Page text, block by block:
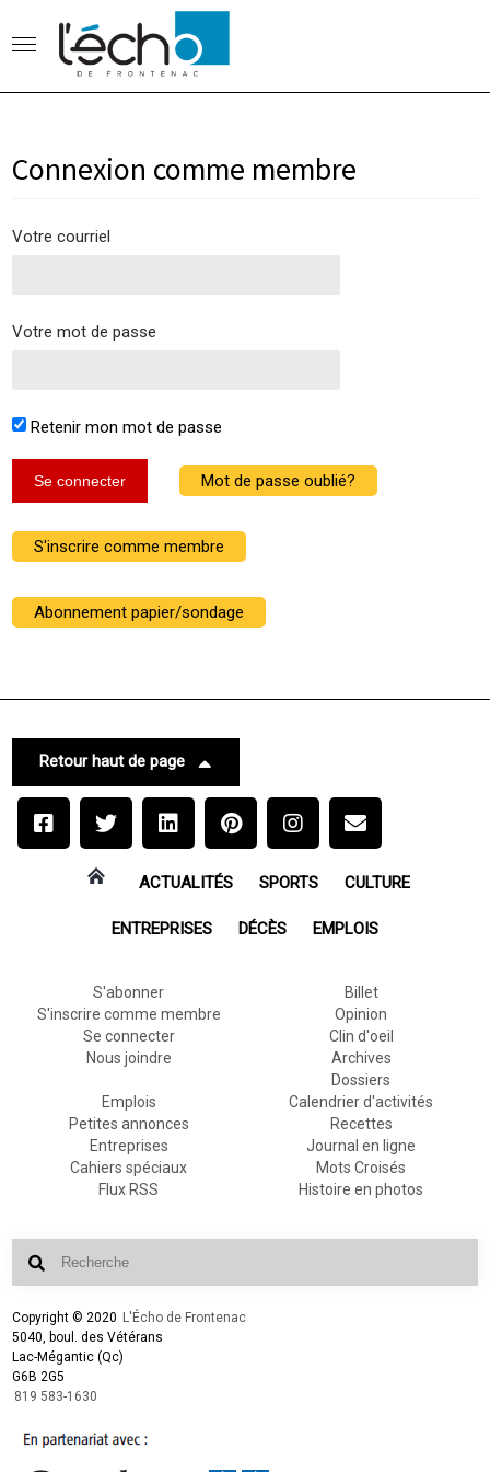
Connexion comme membre
Votre courriel
Votre mot de passe
Retenir mon mot de passe
Se connecter Mot de passe oublié?
S'inscrire comme membre
Abonnement papier/sondage
Retour haut de page
ACTUALITÉS SPORTS CULTURE
ENTREPRISES DÉCÈS EMPLOIS
S'abonner
S'inscrire comme membre
Se connecter
Nous joindre
Billet
Opinion
Clin d'oeil
Archives
Dossiers
Emplois
Petites annonces
Entreprises
Cahiers spéciaux
Flux RSS
Calendrier d'activités
Recettes
Journal en ligne
Mots Croisés
Histoire en photos
Copyright © 2020 L'Écho de Frontenac
5040, boul. des Vétérans
Lac-Mégantic (Qc)
G6B 2G5
819 583-1630